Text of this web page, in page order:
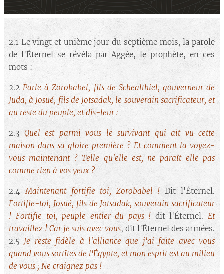
2.1 Le vingt et unième jour du septième mois, la parole
de l'Éternel se révéla par Aggée, le prophète, en ces
mots :
2.2Parle à Zorobabel, fils de Schealthiel, gouverneur de
Juda, à Josué, fils de Jotsadak, le souverain sacrificateur, et
au reste du peuple, et dis-leur :
2.3 Quel est parmi vous le survivant qui ait vu cette
maison dans sa gloire première ? Et comment la voyez-
vous maintenant ? Telle qu'elle est, ne paraît-elle pas
comme rien à vos yeux ?
2.4Maintenant fortifie-toi, Zorobabel !Dit l'Éternel.
Fortifie-toi, Josué, fils de Jotsadak, souverain sacrificateur
! Fortifie-toi, peuple entier du pays ! dit l'Éternel.Et
travaillez ! Car je suis avec vous, dit l'Éternel des armées.
2.5Je reste fidèle à l'alliance que j'ai faite avec vous
quand vous sortîtes de l'Égypte, et mon esprit est au milieu
de vous ; Ne craignez pas !